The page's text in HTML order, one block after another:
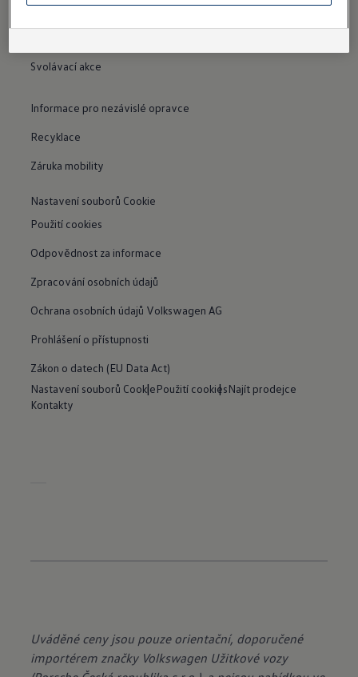
Kariéra
Svolávací akce
Informace pro nezávislé opravce
Recyklace
Záruka mobility
Nastavení souborů Cookie
Použití cookies
Odpovědnost za informace
Zpracování osobních údajů
Ochrana osobních údajů Volkswagen AG
Prohlášení o přístupnosti
Zákon o datech (EU Data Act)
Nastavení souborů CookiePoužití cookiesNajít prodejce
Kontakty
Uváděné ceny jsou pouze orientační, doporučené
importérem značky Volkswagen Užitkové vozy